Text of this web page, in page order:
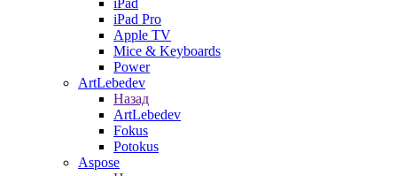
iPad
iPad Pro
Apple TV
Mice & Keyboards
Power
ArtLebedev
Назад
ArtLebedev
Fokus
Potokus
Aspose